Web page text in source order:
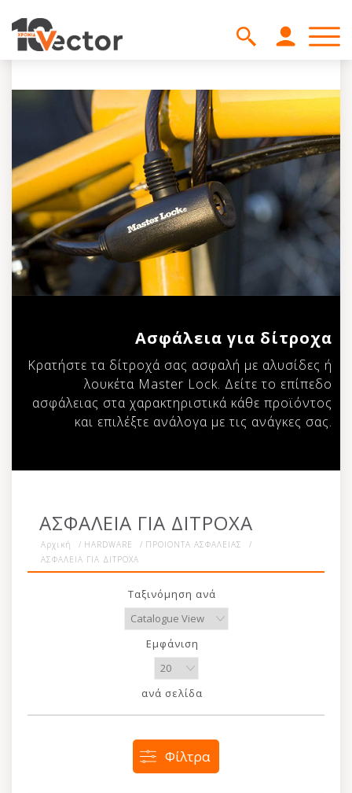
Ασφάλεια για δίτροχα
Κρατήστε τα δίτροχά σας ασφαλή με αλυσίδες ή
λουκέτα Master Lock. Δείτε το επίπεδο
ασφάλειας στα χαρακτηριστικά κάθε προϊόντος
και επιλέξτε ανάλογα με τις ανάγκες σας.
ΑΣΦΑΛΕΙΑ ΓΙΑ ΔΙΤΡΟΧΑ
Αρχική / HARDWARE / ΠΡΟΙΟΝΤΑ ΑΣΦΑΛΕΙΑΣ
/
ΑΣΦΑΛΕΙΑ ΓΙΑ ΔΙΤΡΟΧΑ
Ταξινόμηση ανά
Εμφάνιση
ανά σελίδα
Φίλτρα